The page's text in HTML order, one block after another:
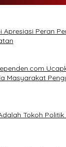
Apresiasi Peran
Masyarakat
Tokoh